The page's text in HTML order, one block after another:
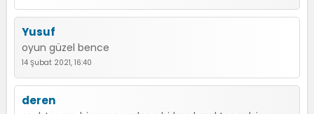
Yusuf
oyun güzel bence
14 Şubat 2021, 16:40
deren